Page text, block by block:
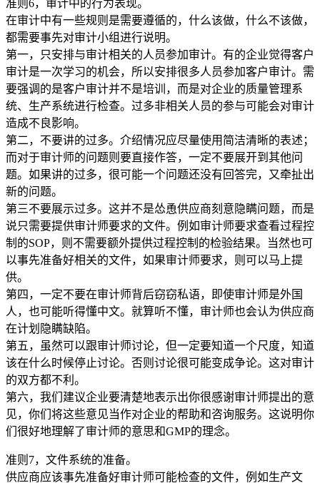
准则6，审计中的行为表现。
在审计中有一些规则是需要遵循的，什么该做，什么不该做，
都需要事先对审计小组进行说明。
第一，只安排与审计相关的人员参加审计。有的企业觉得客户
审计是一次学习的机会，所以安排很多人员参加客户审计。需
要强调的是客户审计并不是培训，而是对企业的质量管理系
统、生产系统进行检查。过多非相关人员的参与可能会对审计
造成不良影响。
第二，不要讲的过多。介绍情况应尽量使用简洁清晰的表述；
而对于审计师的问题则要直接作答，一定不要展开到其他问
题。如果讲的过多，很可能一个问题还没有回答完，又牵扯出
新的问题。
第三不要展示过多。这并不是怂恿供应商刻意隐瞒问题，而是
说只需要提供审计师要求的文件。例如审计师要求查看过程控
制的SOP，则不需要额外提供过程控制的检验结果。当然也可
以事先准备好相关的文件，如果审计师要求，则可以马上提
供。
第四，一定不要在审计师背后窃窃私语，即使审计师是外国
人，也可能听得懂中文。就算听不懂，审计师也会认为供应商
在计划隐瞒缺陷。
第五，虽然可以跟审计师讨论，但一定要知道一个尺度，知道
该在什么时候停止讨论。否则讨论很可能变成争论。这对审计
的双方都不利。
第六，我们建议企业要清楚地表示出你很感谢审计师提出的意
见，你们将这些意见当作对企业的帮助和咨询服务。这说明你
们很好地理解了审计师的意思和GMP的理念。
准则7，文件系统的准备。
供应商应该事先准备好审计师可能检查的文件，例如生产文